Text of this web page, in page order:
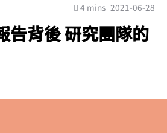
4 mins 2021-06-28
告背後 研究團隊的